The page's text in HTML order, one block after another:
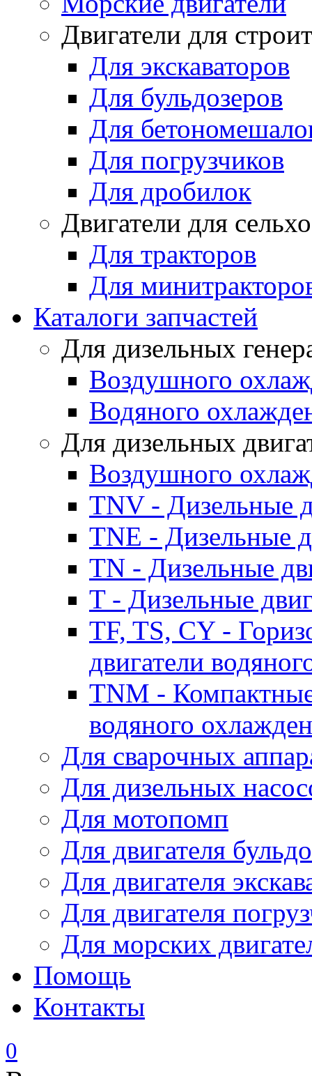
Двигатели для
Для экскаваторов
Для бульдозеров
Для
Для погрузчиков
Для дробилок
Двигатели для
Для тракторов
Для
Каталоги запчастей
Для дизельных
Воздушного
Водяного
Для дизельных
Воздушного
TNV - Дизельные
TNE - Дизельные
TN - Дизельные
T - Дизельные
TF, TS, CY -
двигатели
TNM -
водяного
Для сварочных
Для дизельных
Для мотопомп
Для двигателя
Для двигателя
Для двигателя
Для морских
Помощь
Контакты
0